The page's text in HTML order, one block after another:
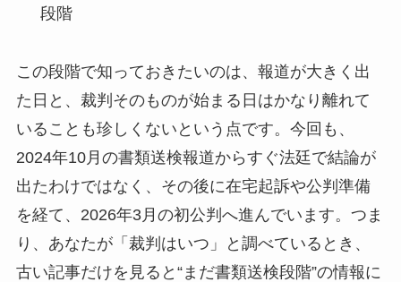
段階
この段階で知っておきたいのは、報道が大きく出
た日と、裁判そのものが始まる日はかなり離れて
いることも珍しくないという点です。今回も、
2024年10月の書類送検報道からすぐ法廷で結論が
出たわけではなく、その後に在宅起訴や公判準備
を経て、2026年3月の初公判へ進んでいます。つま
り、あなたが「裁判はいつ」と調べているとき、
古い記事だけを見ると“まだ書類送検段階”の情報に